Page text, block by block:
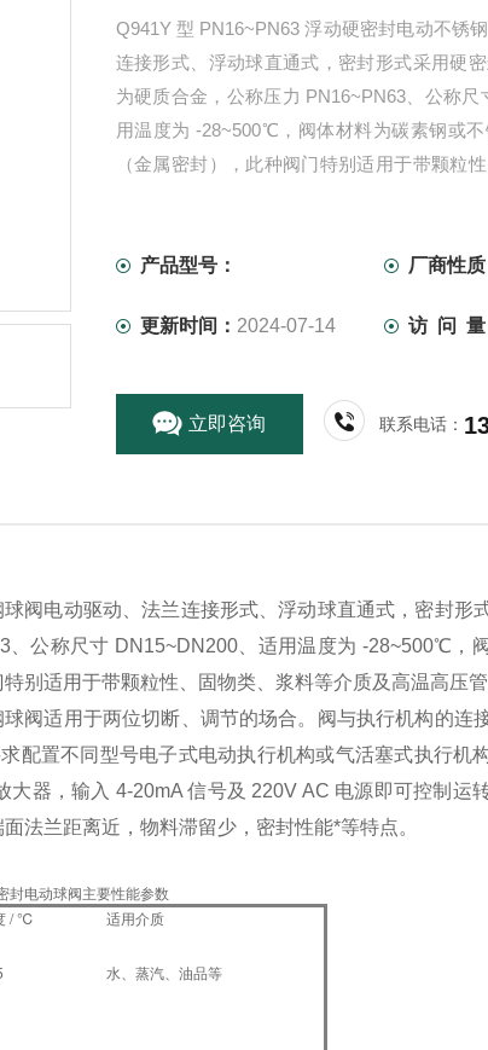
Q941Y 型 PN16~PN63 浮动硬密封电动不锈
连接形式、浮动球直通式，密封形式采用硬
为硬质合金，公称压力 PN16~PN63、公称尺
用温度为 -28~500℃，阀体材料为碳素钢或
（金属密封），此种阀门特别适用于带颗粒
产品型号： 厂商性
更新时间： 2024-07-14 访 问 量
立即咨询 联系电话：
阀电动驱动、法兰连接形式、浮动球直通式，密封形
、公称尺寸 DN15~DN200、适用温度为 -28~500℃，
别适用于带颗粒性、固物类、浆料等介质及高温高压管
适用于两位切断、调节的场合。阀与执行机构的连
配置不同型号电子式电动执行机构或气活塞式执行机
器，输入 4-20mA 信号及 220V AC 电源即可控制运
法兰距离近，物料滞留少，密封性能*等特点。
封电动球阀主要性能参数
/ ℃
适用介质
水、蒸汽、油品等